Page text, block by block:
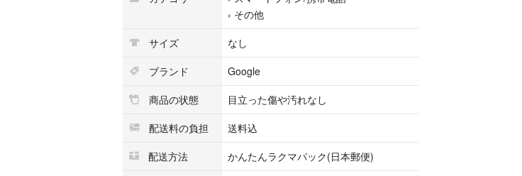
› その他
サイズ
なし
ブランド
Google
商品の状態
目立った傷や汚れなし
配送料の負担
送料込
配送方法
かんたんラクマパック(日本郵便)